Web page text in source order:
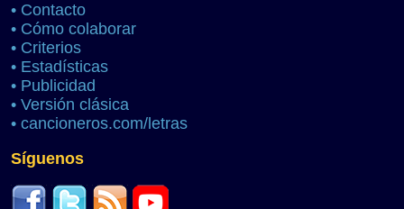
• Contacto
• Cómo colaborar
• Criterios
• Estadísticas
• Publicidad
• Versión clásica
• cancioneros.com/letras
Síguenos